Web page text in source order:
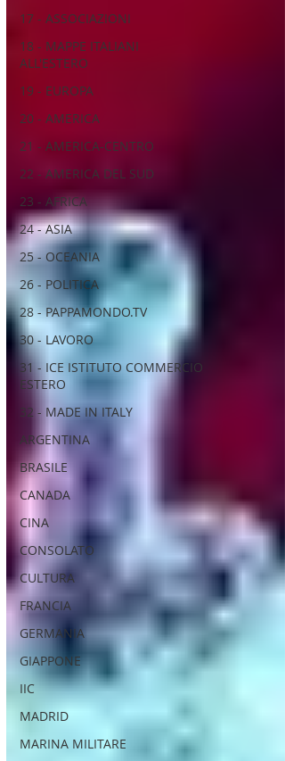
17 - ASSOCIAZIONI
18 - MAPPE ITALIANI
ALL'ESTERO
19 - EUROPA
20 - AMERICA
21 - AMERICA-CENTRO
22 - AMERICA DEL SUD
23 - AFRICA
24 - ASIA
25 - OCEANIA
26 - POLITICA
28 - PAPPAMONDO.TV
30 - LAVORO
31 - ICE ISTITUTO COMMERCIO
ESTERO
32 - MADE IN ITALY
ARGENTINA
BRASILE
CANADA
CINA
CONSOLATO
CULTURA
FRANCIA
GERMANIA
GIAPPONE
IIC
MADRID
MARINA MILITARE